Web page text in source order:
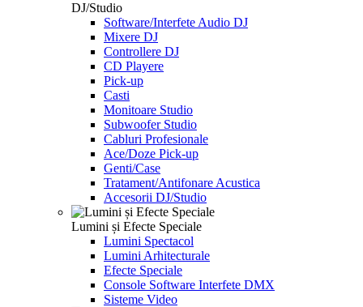
DJ/Studio
Software/Interfete Audio DJ
Mixere DJ
Controllere DJ
CD Playere
Pick-up
Casti
Monitoare Studio
Subwoofer Studio
Cabluri Profesionale
Ace/Doze Pick-up
Genti/Case
Tratament/Antifonare Acustica
Accesorii DJ/Studio
Lumini și Efecte Speciale
Lumini Spectacol
Lumini Arhitecturale
Efecte Speciale
Console Software Interfete DMX
Sisteme Video